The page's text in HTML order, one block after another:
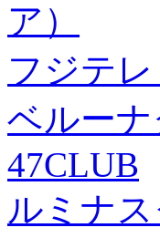
ア）
フジテ
ベルーナ
47CLUB
ルミナ